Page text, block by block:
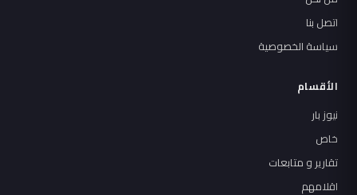
اتصل بنا
سياسة الخصوصية
الأقسام
نيوز بار
خاص
تقارير و متابعات
اقلامهم